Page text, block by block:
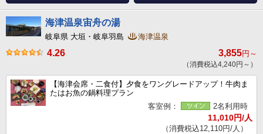
海津温泉宙舟の湯
岐阜県 大垣・岐阜羽島 海津温泉
4.26 3,855円～
（消費税込4,240円～）
【海津会席・二食付】夕食をワングレードアップ！牛肉ま
たはお魚の鍋料理プラン
客室例：
2名利用時
11,010円/人
（消費税込12,110円/人）